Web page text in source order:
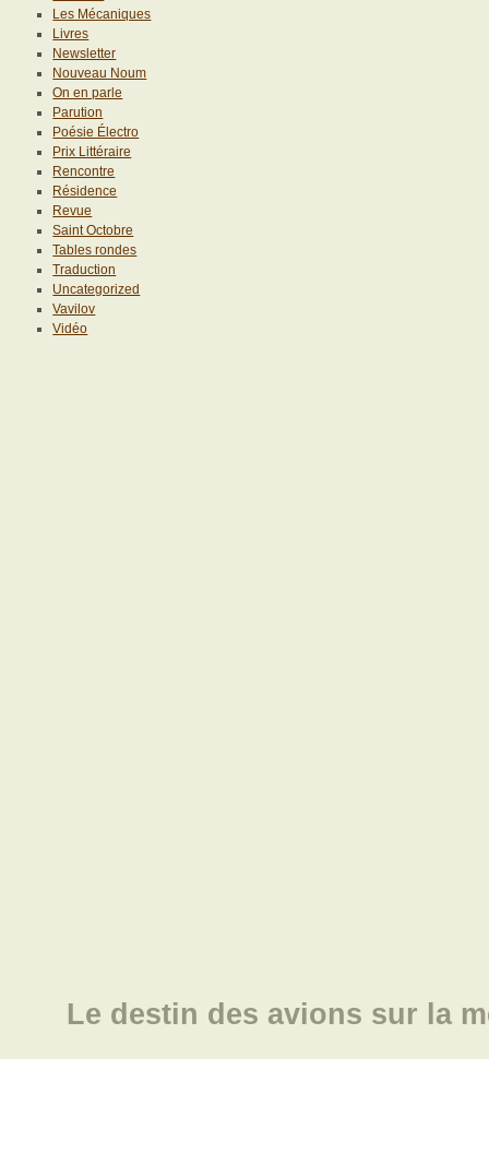
Les Mécaniques
Livres
Newsletter
Nouveau Noum
On en parle
Parution
Poésie Électro
Prix Littéraire
Rencontre
Résidence
Revue
Saint Octobre
Tables rondes
Traduction
Uncategorized
Vavilov
Vidéo
Le destin des avions sur la